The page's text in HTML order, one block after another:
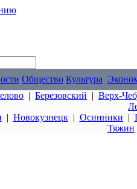
Общество Культура
| Березовский | Верх-
| Новокузнецк| Осинники |
Тяжин